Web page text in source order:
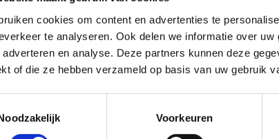
cookies om content en advertenties te
te analyseren. Ook delen we informatie over
adverteren en analyse. Deze partners kunnen deze
of die ze hebben verzameld op basis van uw gebruik
Voorkeuren
Ik doe mee en vertrek van aan mijn standplaats
Ik doe mee en vertrek vanuit mijn thuiswerkplek